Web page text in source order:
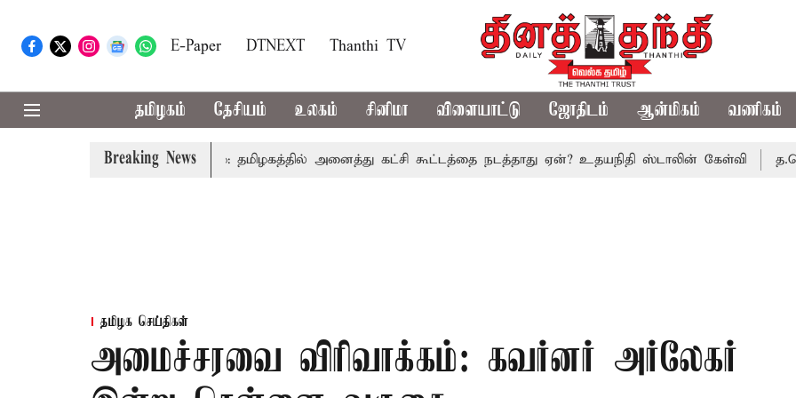
E-Paper DTNEXT Thanthi TV
தமிழகம் தேசியம் உலகம் சினிமா விளையாட்டு ஜோதிடம் ஆன்மிகம் வணிகம்
Breaking News
காவிரி விவகாரம்: தமிழகத்தில் அனைத்து கட்சி கூட்டத்தை நடத்தாது ஏன்? உதயநிதி ஸ்டாலின் கேள்வி த.வெ.க.
தமிழக செய்திகள்
அமைச்சரவை விரிவாக்கம்: கவர்னர் அர்லேகர்